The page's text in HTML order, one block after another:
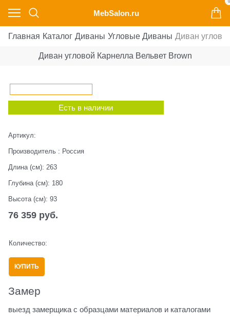
MebSalon.ru
0
Главная Каталог Диваны Угловые Диваны Диван
Диван угловой Карнелла Вельвет Brown
Есть в наличии
Артикул:
Производитель : Россия
Длина (см): 263
Глубина (см): 180
Высота (см): 93
76 359 руб.
Количество:
КУПИТЬ
Замер
выезд замерщика с образцами материалов и каталогами